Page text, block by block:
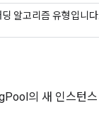
알고리즘 유형입니다.
의 새 인스턴스